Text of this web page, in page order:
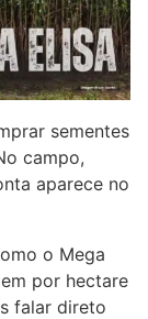
sementes
campo,
aparece no
o Mega
por hectare
falar direto